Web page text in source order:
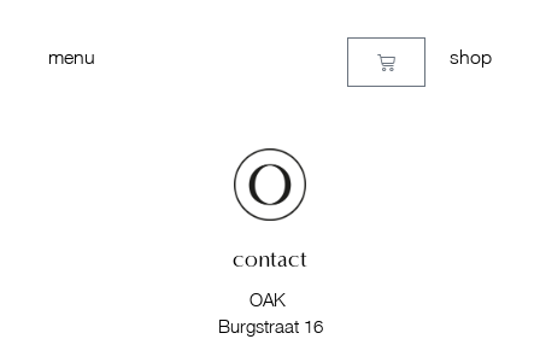
menu shop
contact
OAK
Burgstraat 16